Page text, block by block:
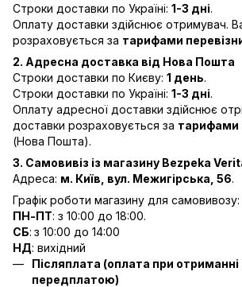
Строки доставки по Україні: 1-3 дні.
Оплату доставки здійснює отримувач.
розраховується за тарифами
2. Адресна доставка від Нова Пошта
Строки доставки по Києву: 1 день.
Строки доставки по Україні: 1-3 дні.
Оплату адресної доставки здійснює
доставки розраховується за тарифами
(Нова Пошта).
3. Самовивіз із магазину Bezpeka
Адреса: м. Київ, вул. Межигірська, 56.
Графік роботи магазину для самовивозу:
ПН-ПТ: з 10:00 до 18:00.
СБ: з 10:00 до 14:00
НД: вихідний
Післяплата (оплата при отриманні
передплатою)